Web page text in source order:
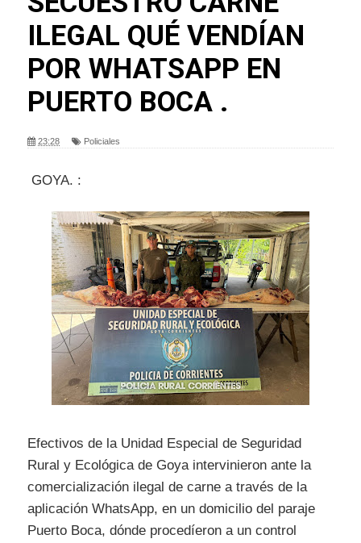
ILEGAL QUÉ VENDÍAN
POR WHATSAPP EN
PUERTO BOCA .
23:28 Policiales
GOYA. :
Efectivos de la Unidad Especial de Seguridad
Rural y Ecológica de Goya intervinieron ante la
comercialización ilegal de carne a través de la
aplicación WhatsApp, en un domicilio del paraje
Puerto Boca, dónde procedíeron a un control